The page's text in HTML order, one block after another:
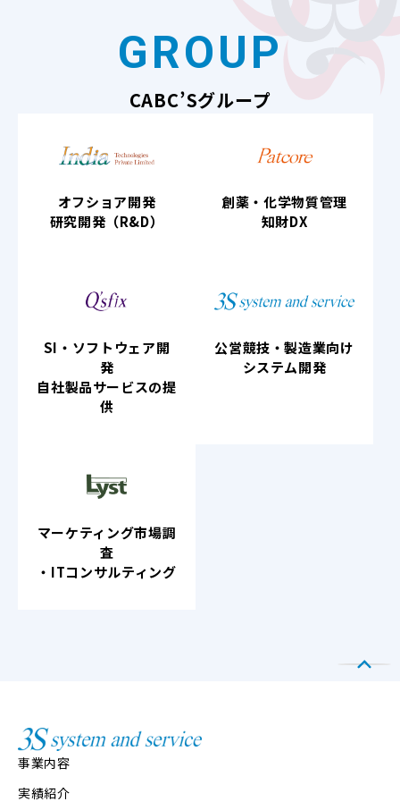
GROUP
CABC’Sグループ
オフショア開発
研究開発（R&D）
創薬・化学物質管理
知財DX
SI・ソフトウェア開
発
自社製品サービスの提
供
公営競技・製造業向け
システム開発
マーケティング市場調
査
・ITコンサルティング
事業内容
実績紹介